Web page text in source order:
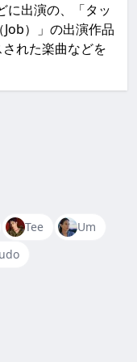
に出演の、「タッ
）」の出演作品
れた楽曲などを
Tee
Um